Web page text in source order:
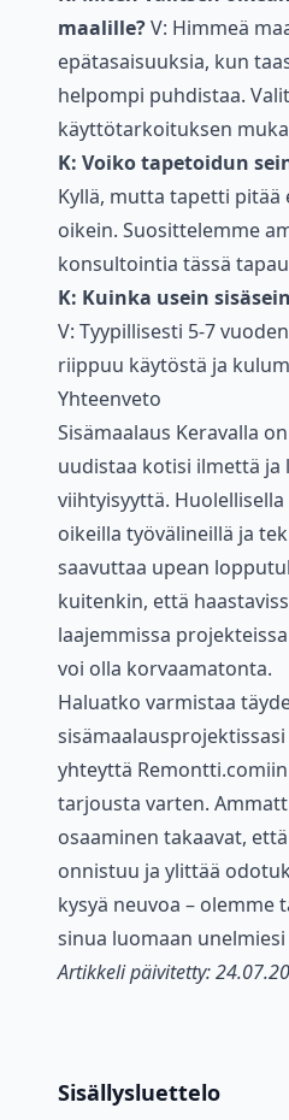
maalille?V: Himmeä
epätasaisuuksia, kun
helpompi puhdistaa.
käyttötarkoituksen
K: Voiko tapetoidun
Kyllä, mutta tapetti pitää
oikein. Suosittelemme
konsultointia tässä
K: Kuinka usein
V: Tyypillisesti 5-7
riippuu käytöstä ja
Yhteenveto
Sisämaalaus Keravalla
uudistaa kotisi ilmettä ja
viihtyisyyttä.
oikeilla työvälineillä ja
saavuttaa upean
kuitenkin, että
laajemmissa
voi olla korvaamatonta.
Haluatko varmistaa
sisämaalausprojektissasi
yhteyttä
tarjousta varten.
osaaminen takaavat,
onnistuu ja ylittää
kysyä neuvoa – olemme
sinua luomaan
Artikkeli päivitetty:
Sisällysluettelo